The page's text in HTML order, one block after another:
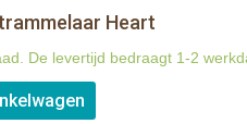
Heart
De levertijd bedraagt 1-2